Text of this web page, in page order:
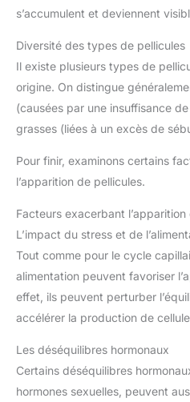
s’accumulent et deviennent
Diversité des types de pellicules
Il existe plusieurs types de
origine. On distingue
(causées par une insuffisance
grasses (liées à un excès de
Pour finir, examinons certains
l’apparition de pellicules.
Facteurs exacerbant
L’impact du stress et de
Tout comme pour le cycle
alimentation peuvent favoriser
effet, ils peuvent perturber
accélérer la production de
Les déséquilibres hormonaux
Certains déséquilibres
hormones sexuelles, peuvent